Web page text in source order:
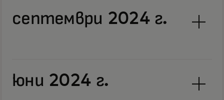
септември 2024 г.
юни 2024 г.